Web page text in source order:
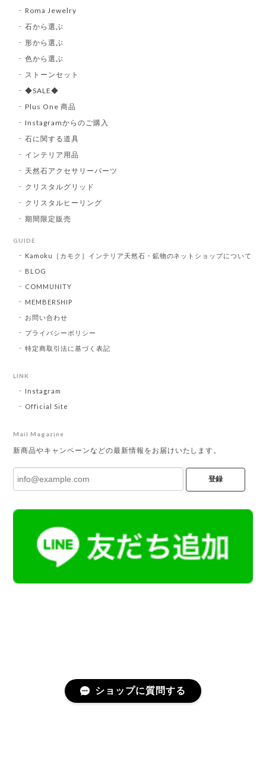
Roma Jewelry
石から選ぶ
形から選ぶ
色から選ぶ
ストーンセット
◆SALE◆
Plus One 商品
Instagramからのご購入
石に関する道具
インテリア用品
天然石アクセサリーパーツ
クリスタルグリッド
クリスタルヒーリング
期間限定販売
GUIDE
Kamoku［カモク］インテリア天然石・鉱物のネットショップについて
BLOG
COMMUNITY
MEMBERSHIP
お問い合わせ
プライバシーポリシー
特定商取引法に基づく表記
LINK
Instagram
Official Site
Mail Magazine
新商品やキャンペーンなどの最新情報をお届けいたします。
登録
ショップに質問する